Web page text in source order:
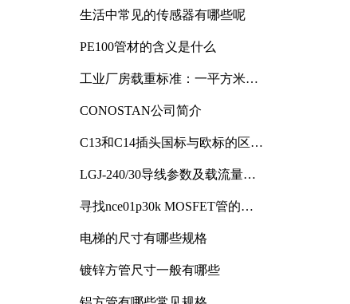
生活中常见的传感器有哪些呢
PE100管材的含义是什么
工业厂房载重标准：一平方米能
CONOSTAN公司简介
C13和C14插头国标与欧标的区别
LGJ-240/30导线参数及载流量解
寻找nce01p30k MOSFET管的合
电梯的尺寸有哪些规格
镀锌方管尺寸一般有哪些